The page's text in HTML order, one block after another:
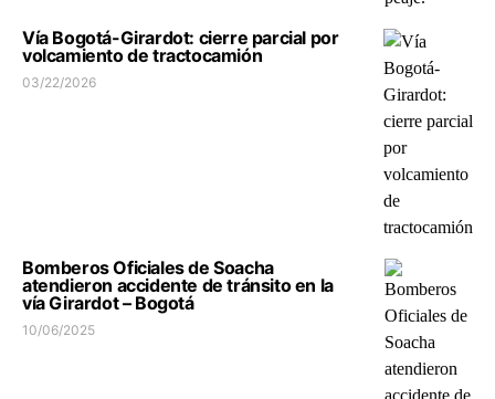
Vía Bogotá-Girardot: cierre parcial por
volcamiento de tractocamión
03/22/2026
Bomberos Oficiales de Soacha
atendieron accidente de tránsito en la
vía Girardot – Bogotá
10/06/2025